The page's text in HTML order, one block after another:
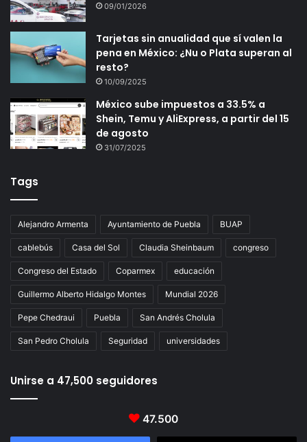
09/01/2026
Tarjetas sin anualidad que sí valen la
pena en México: ¿Nu o Plata superan al
resto?
10/09/2025
México sube impuestos a 33.5% a
Shein, Temu y AliExpress, a partir del 15
de agosto
31/07/2025
Tags
Alejandro Armenta Ayuntamiento de Puebla BUAP
cablebús Casa del Sol Claudia Sheinbaum congreso
Congreso del Estado Coparmex educación
Guillermo Alberto Hidalgo Montes Mundial 2026
Pepe Chedraui Puebla San Andrés Cholula
San Pedro Cholula Seguridad universidades
Unirse a 47,500 seguidores
47.500